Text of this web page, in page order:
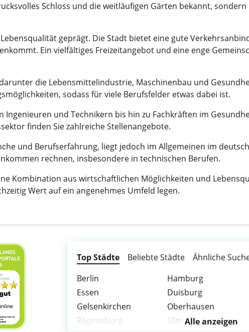
Schloss und die weitläufigen Gärten bekannt,
geprägt. Die Stadt bietet eine gute
Ein vielfältiges Freizeitangebot und eine enge
die Lebensmittelindustrie, Maschinenbau und
sodass für viele Berufsfelder etwas dabei ist.
und Technikern bis hin zu Fachkräften im
finden Sie zahlreiche Stellenangebote.
und Berufserfahrung, liegt jedoch im Allgemeinen im
rechnen, insbesondere in technischen Berufen.
Kombination aus wirtschaftlichen Möglichkeiten und
Wert auf ein angenehmes Umfeld legen.
Top Städte Beliebte Städte Ähnliche
Berlin
Hamburg
Essen
Duisburg
Gelsenkirchen
Oberhausen
Regensburg
Ulm Alle anzeigen